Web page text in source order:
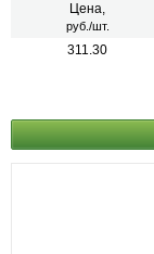
Цена,
руб./шт.
311.30